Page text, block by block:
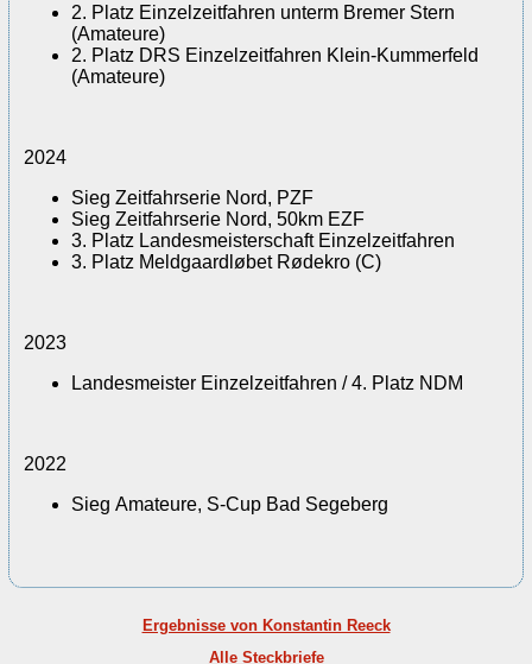
2. Platz Einzelzeitfahren unterm Bremer Stern
(Amateure)
2. Platz DRS Einzelzeitfahren Klein-Kummerfeld
(Amateure)
2024
Sieg Zeitfahrserie Nord, PZF
Sieg Zeitfahrserie Nord, 50km EZF
3. Platz Landesmeisterschaft Einzelzeitfahren
3. Platz Meldgaardløbet Rødekro (C)
2023
Landesmeister Einzelzeitfahren / 4. Platz NDM
2022
Sieg Amateure, S-Cup Bad Segeberg
Ergebnisse von Konstantin Reeck
Alle Steckbriefe